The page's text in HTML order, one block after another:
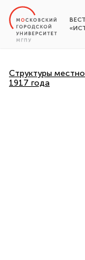
Структуры
1917 года